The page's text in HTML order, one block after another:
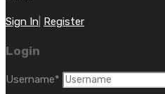
Sign In Register
Login
Username*